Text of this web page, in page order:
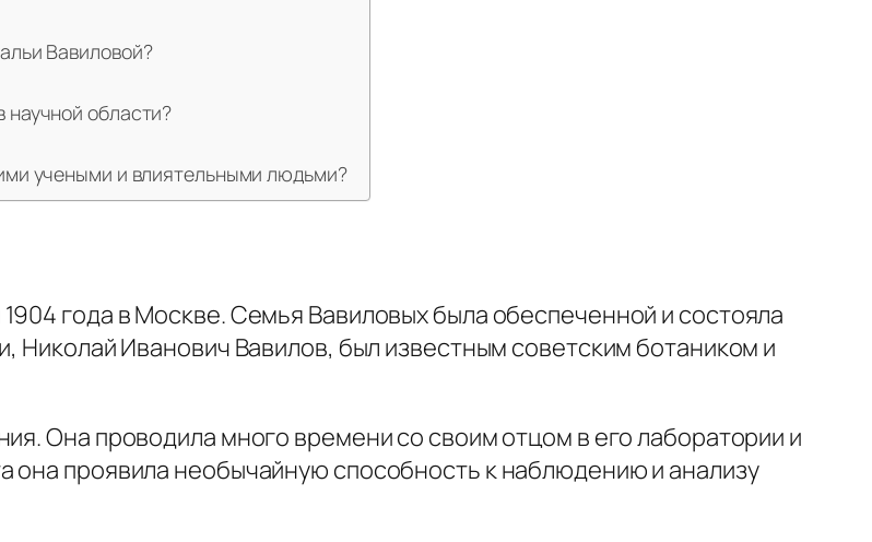
Вавиловой?
области?
учеными и влиятельными людьми?
года в Москве. Семья Вавиловых была обеспеченной и состояла
Николай Иванович Вавилов, был известным советским ботаником и
Она проводила много времени со своим отцом в его лаборатории и
она проявила необычайную способность к наблюдению и анализу